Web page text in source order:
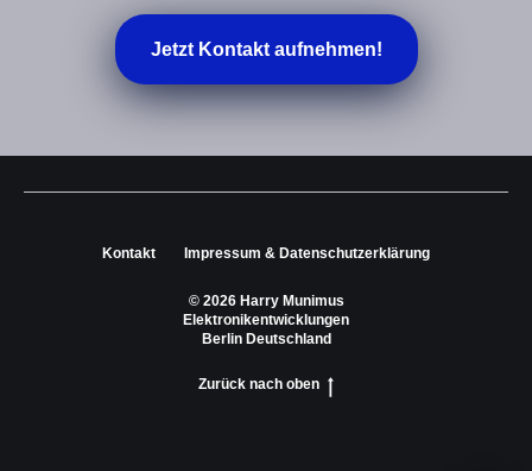
Jetzt Kontakt aufnehmen!
Kontakt Impressum & Datenschutz­erklärung
© 2026 Harry Munimus
Elektronikentwicklungen
Berlin Deutschland
Zurück nach oben